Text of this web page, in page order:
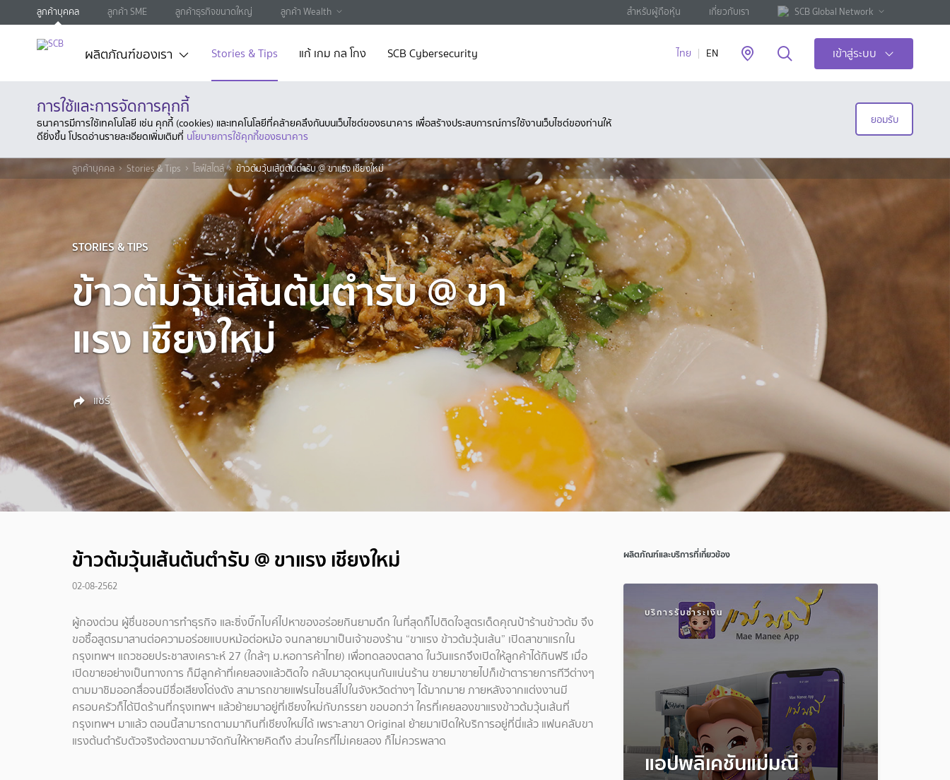
ลูกค้าบุคคล ลูกค้า SME ลูกค้าธุรกิจขนาดใหญ่ ลูกค้า Wealth สำหรับผู้ถือหุ้น เกี่ยวกับเรา SCB Global Network
ผลิตภัณฑ์ของเรา Stories & Tips แก้ เกม กล โกง SCB Cybersecurity ไทย EN เข้าสู่ระบบ
การใช้และการจัดการคุกกี้
ธนาคารมีการใช้เทคโนโลยี เช่น คุกกี้ (cookies) และเทคโนโลยีที่คล้ายคลึงกันบนเว็บไซต์ของธนาคาร เพื่อสร้างประสบการณ์การใช้งานเว็บไซต์ของท่านให้
ดียิ่งขึ้น โปรดอ่านรายละเอียดเพิ่มเติมที่ นโยบายการใช้คุกกี้ของธนาคาร
ยอมรับ
ลูกค้าบุคคล Stories & Tips ไลฟ์สไตล์ ข้าวต้มวุ้นเส้นต้นตำรับ @ ขาแรง เชียงใหม่
STORIES & TIPS
ข้าวต้มวุ้นเส้นต้นตำรับ @ ขา
แรง เชียงใหม่
แชร์
ข้าวต้มวุ้นเส้นต้นตำรับ @ ขาแรง เชียงใหม่
02-08-2562
ผู้กองต่วน ผู้ชื่นชอบการทำธุรกิจ และซิ่งบิ๊กไบค์ไปหาของอร่อยกินยามดึก ในที่สุดก็ไปติดใจสูตรเด็ดคุณป้าร้านข้าวต้ม จึง
ขอซื้อสูตรมาสานต่อความอร่อยแบบหม้อต่อหม้อ จนกลายมาเป็นเจ้าของร้าน “ขาแรง ข้าวต้มวุ้นเส้น” เปิดสาขาแรกใน
กรุงเทพฯ แถวซอยประชาสงเคราะห์ 27 (ใกล้ๆ ม.หอการค้าไทย) เพื่อทดลองตลาด ในวันแรกจึงเปิดให้ลูกค้าได้กินฟรี เมื่อ
เปิดขายอย่างเป็นทางการ ก็มีลูกค้าที่เคยลองแล้วติดใจ กลับมาอุดหนุนกันแน่นร้าน ขายมาขายไปก็เข้าตารายการทีวีต่างๆ
ตามมาชิมออกสื่อจนมีชื่อเสียงโด่งดัง สามารถขายแฟรนไชนส์ไปในจังหวัดต่างๆ ได้มากมาย ภายหลังจากแต่งงานมี
ครอบครัวก็ได้ปิดร้านที่กรุงเทพฯ แล้วย้ายมาอยู่ที่เชียงใหม่กับภรรยา ขอบอกว่า ใครที่เคยลองขาแรงข้าวต้มวุ้นเส้นที่
กรุงเทพฯ มาแล้ว ตอนนี้สามารถตามมากินที่เชียงใหม่ได้ เพราะสาขา Original ย้ายมาเปิดให้บริการอยู่ที่นี่แล้ว แฟนคลับขา
แรงต้นตำรับตัวจริงต้องตามมาจัดกันให้หายคิดถึง ส่วนใครที่ไม่เคยลอง ก็ไม่ควรพลาด
ผลิตภัณฑ์และบริการที่เกี่ยวข้อง
บริการรับชำระเงิน
แอปพลิเคชันแม่มณี